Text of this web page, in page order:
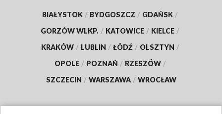
BIAŁYSTOK / BYDGOSZCZ / GDAŃSK /
GORZÓW WLKP. / KATOWICE / KIELCE /
KRAKÓW / LUBLIN / ŁÓDŹ / OLSZTYN /
OPOLE / POZNAŃ / RZESZÓW /
SZCZECIN / WARSZAWA / WROCŁAW